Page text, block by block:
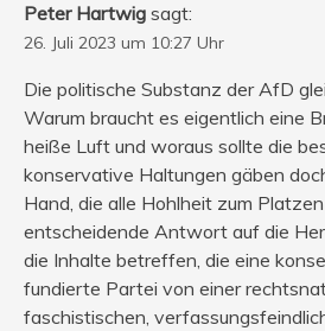
Peter Hartwig sagt:
26. Juli 2023 um 10:27 Uhr
Die politische Substanz der AfD
Warum braucht es eigentlich eine
heiße Luft und woraus sollte die
konservative Haltungen gäben
Hand, die alle Hohlheit zum
entscheidende Antwort auf die
die Inhalte betreffen, die eine
fundierte Partei von einer
faschistischen,